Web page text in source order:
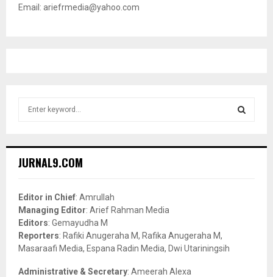
Email: ariefrmedia@yahoo.com
h
o
r
:
JURNAL9.COM
Editor in Chief: Amrullah
Managing Editor: Arief Rahman Media
Editors: Gemayudha M
Reporters: Rafiki Anugeraha M, Rafika Anugeraha M,
Masaraafi Media, Espana Radin Media, Dwi Utariningsih
Administrative & Secretary: Ameerah Alexa